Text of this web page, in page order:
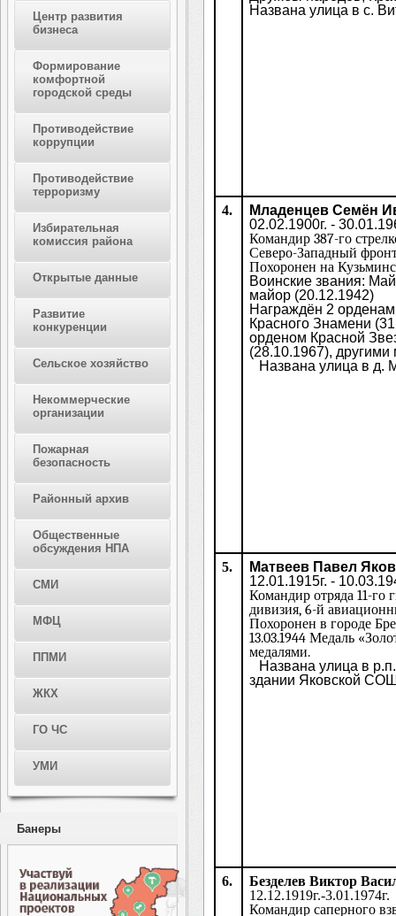
Центр развития
бизнеса
Формирование
комфортной
городской среды
Противодействие
коррупции
Противодействие
терроризму
Избирательная
комиссия района
Открытые данные
Развитие
конкуренции
Сельское хозяйство
Некоммерческие
организации
Пожарная
безопасность
Районный архив
Общественные
обсуждения НПА
СМИ
МФЦ
ППМИ
ЖКХ
ГО ЧС
УМИ
Банеры
Названа улица в с.
4.
Младенцев Семён
02.02.1900г. -
Командир 387-го
Северо-Западный
Похоронен на
Воинские звания:
майор (20.12.1942)
Награждён 2
Красного Знамени
орденом Красной
(28.10.1967),
Названа улица в д.
5.
Матвеев Павел
12.01.1915г. -
Командир отряда 11-го
дивизия, 6-й
Похоронен в городе
13.03.1944 Медаль
медалями.
Названа улица в
здании Яковской
6.
Безделев Виктор
12.12.1919г.-3.01.1974г.
Командир саперного